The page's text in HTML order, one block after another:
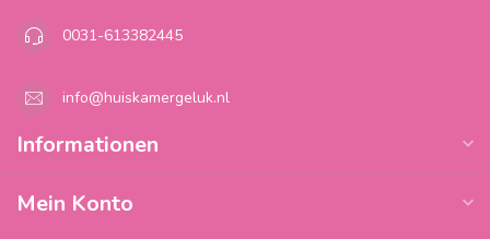
0031-613382445
info@huiskamergeluk.nl
Informationen
Mein Konto